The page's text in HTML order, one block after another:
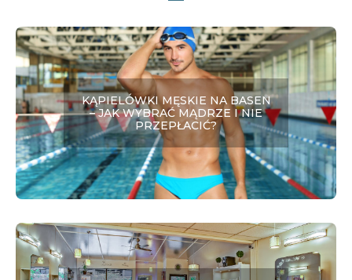
KĄPIELÓWKI MĘSKIE NA BASEN
– JAK WYBRAĆ MĄDRZE I NIE
PRZEPŁACIĆ?